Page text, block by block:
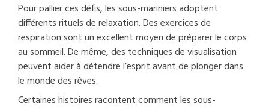
Pour pallier ces défis, les sous-mariniers adoptent
différents rituels de relaxation. Des exercices de
respiration sont un excellent moyen de préparer le corps
au sommeil. De même, des techniques de visualisation
peuvent aider à détendre l’esprit avant de plonger dans
le monde des rêves.
Certaines histoires racontent comment les sous-